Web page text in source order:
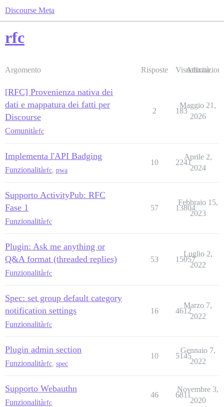
Discourse Meta
rfc
Argomento Risposte Visualizzazioni
Attività
[RFC] Provenienza nativa dei
dati e mappatura dei fatti per
Discourse
Comunitàrfc
2 183
Maggio 21,
2026
Implementa l'API Badging
Funzionalitàrfc pwa
10 2241
Aprile 2,
2024
Supporto ActivityPub: RFC
Fase 1
Funzionalitàrfc
57 13804
Febbraio 15,
2023
Plugin: Ask me anything or
Q&A format (threaded replies)
Funzionalitàrfc
53 15057
Luglio 2,
2022
Spec: set group default category
notification settings
Funzionalitàrfc
16 4612
Marzo 7,
2022
Plugin admin section
Funzionalitàrfc spec
10 5145
Gennaio 7,
2022
Supporto Webauthn
Funzionalitàrfc
46 6811
Novembre 3,
2020